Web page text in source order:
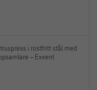
i rostfritt stål med
– Exxent